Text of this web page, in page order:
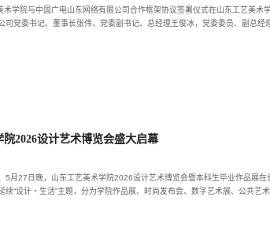
术学院与中国广电山东网络有限公司合作框架协议签署仪式在山东工艺美术
司党委书记、董事长张伟，党委副书记、总经理王俊冰，党委委员、副总经
2026设计艺术博览会盛大启幕
5月27日晚，山东工艺美术学院2026设计艺术博览会暨本科生毕业作品展在
续“设计・生活”主题，分为学院作品展、时尚发布会、数字艺术展、公共艺